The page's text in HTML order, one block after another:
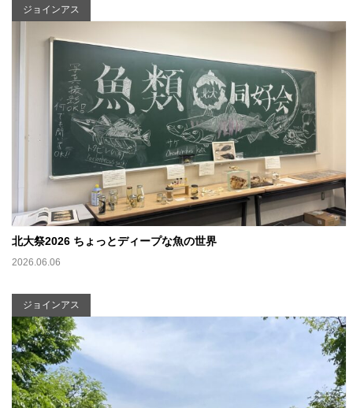
ジョインアス
北大祭2026 ちょっとディープな魚の世界
2026.06.06
ジョインアス